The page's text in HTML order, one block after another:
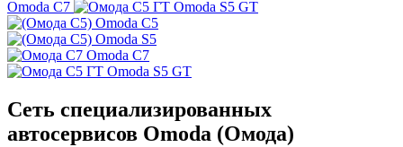
Omoda C7
Omoda S5 GT
Omoda C5
Omoda S5
Omoda C7
Omoda S5 GT
Сеть специализированных
автосервисов Omoda (Омода)